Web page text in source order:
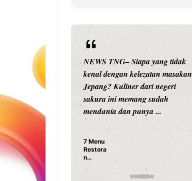
gak sih
sesuatu cuma
ternyata malah
Cuan: Kisah
yang Ubah
Bisnis Kece
NEWS TNG– Siapa yang tidak
kenal dengan kelezatan masakan
Jepang? Kuliner dari negeri
sakura ini memang sudah
mendunia dan punya ...
7 Menu
Restora
n
yang